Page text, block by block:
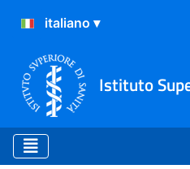
Istituto